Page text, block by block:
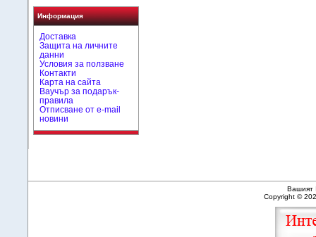
Информация
Доставка
Защита на личните
данни
Условия за ползване
Контакти
Карта на сайта
Ваучър за подарък-
правила
Отписване от e-mail
новини
Вашият
Copyright ©